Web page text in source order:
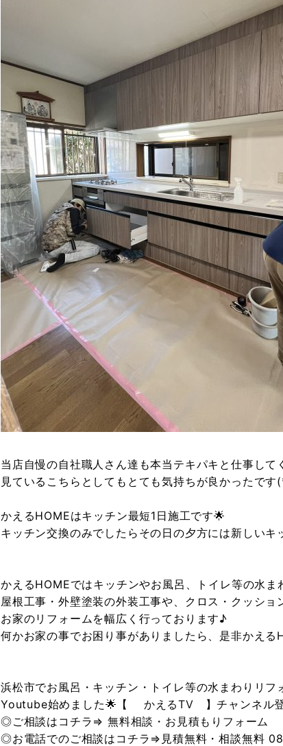
当店自慢の自社職人さん達も本当テキパキと仕事して
見ているこちらとしてもとても気持ちが良かったです
かえるHOMEはキッチン最短1日施工です🌟
キッチン交換のみでしたらその日の夕方には新しいキ
かえるHOMEではキッチンやお風呂、トイレ等の水ま
屋根工事・外壁塗装の外装工事や、クロス・クッショ
お家のリフォームを幅広く行っております♪
何かお家の事でお困り事がありましたら、是非かえる
浜松市でお風呂・キッチン・トイレ等の水まわりリ
Youtube始めました🌟【 かえるTV 】チャンネル
◎ご相談はコチラ⇒ 無料相談・お見積もりフォーム
◎お電話でのご相談はコチラ⇒見積無料・相談無料